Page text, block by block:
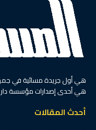
هي أحدى إصدارات مؤسسة دار
أحدث المقالات